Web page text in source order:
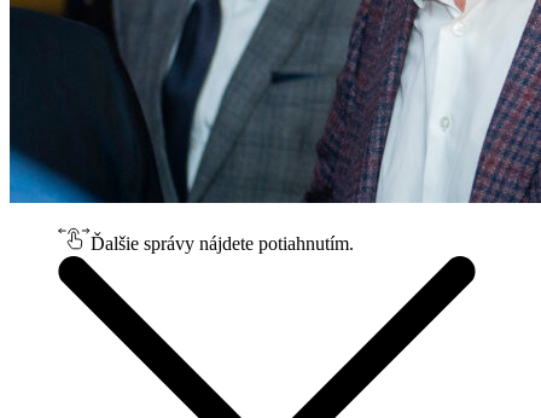
Ďalšie správy nájdete potiahnutím.